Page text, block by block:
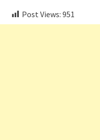
Post Views: 951